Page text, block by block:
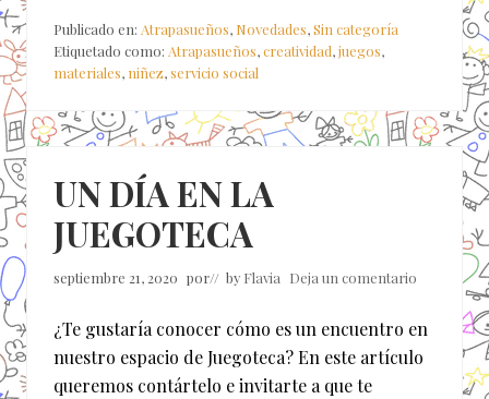
Publicado en: Atrapasueños, Novedades,Sin categoría
Etiquetado como: Atrapasueños,creatividad,juegos,
materiales, niñez,servicio social
UN DÍA EN LA
JUEGOTECA
septiembre 21, 2020 por// by Flavia Deja un comentario
¿Te gustaría conocer cómo es un encuentro en
nuestro espacio de Juegoteca? En este artículo
queremos contártelo e invitarte a que te